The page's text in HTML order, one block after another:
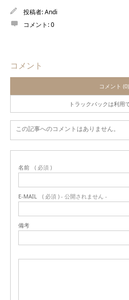
投稿者:Andi
コメント:0
コメント
コメント (0)
トラックバックは利用
この記事へのコメントはありません。
名前 ( 必須 )
E-MAIL ( 必須 ) - 公開されません -
備考